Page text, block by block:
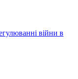
війни в